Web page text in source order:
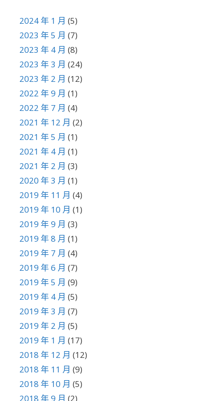
2024 年 1 月 (5)
2023 年 5 月 (7)
2023 年 4 月 (8)
2023 年 3 月 (24)
2023 年 2 月 (12)
2022 年 9 月 (1)
2022 年 7 月 (4)
2021 年 12 月 (2)
2021 年 5 月 (1)
2021 年 4 月 (1)
2021 年 2 月 (3)
2020 年 3 月 (1)
2019 年 11 月 (4)
2019 年 10 月 (1)
2019 年 9 月 (3)
2019 年 8 月 (1)
2019 年 7 月 (4)
2019 年 6 月 (7)
2019 年 5 月 (9)
2019 年 4 月 (5)
2019 年 3 月 (7)
2019 年 2 月 (5)
2019 年 1 月 (17)
2018 年 12 月 (12)
2018 年 11 月 (9)
2018 年 10 月 (5)
2018 年 9 月 (2)